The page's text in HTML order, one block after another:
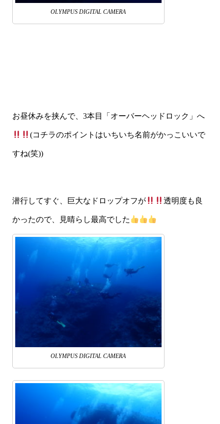
OLYMPUS DIGITAL CAMERA
お昼休みを挟んで、3本目「オーバーヘッドロック」へ
(コチラのポイントはいちいち名前がかっこいいで
すね(笑))
潜行してすぐ、巨大なドロップオフが 透明度も良
かったので、見晴らし最高でした
OLYMPUS DIGITAL CAMERA